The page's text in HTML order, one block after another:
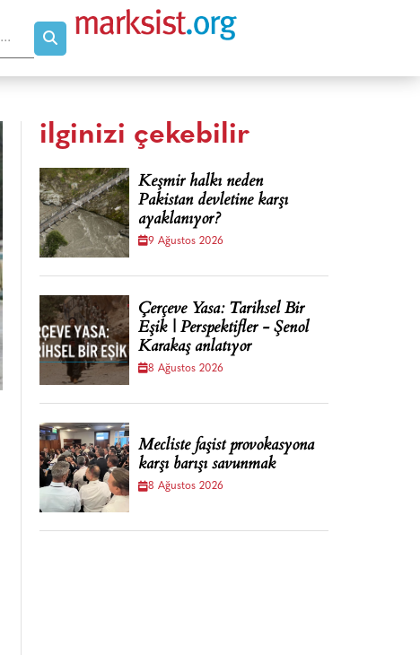
ilginizi çekebilir
Keşmir halkı neden
Pakistan devletine karşı
ayaklanıyor?
9 Ağustos 2026
Çerçeve Yasa: Tarihsel Bir
Eşik | Perspektifler - Şenol
Karakaş anlatıyor
8 Ağustos 2026
Mecliste faşist provokasyona
karşı barışı savunmak
8 Ağustos 2026